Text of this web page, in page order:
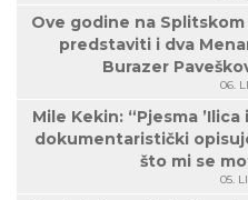
Ove godine na
predstaviti i dva
Burazer
06.
Mile Kekin: “Pjesma
dokumentaristički
što mi se
05.